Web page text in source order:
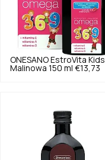
ONESANO EstroVita Kids
Malinowa 150 ml €13,73